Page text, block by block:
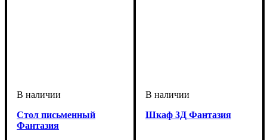
Стол письменный
Фантазия
Шкаф 3Д Фантазия